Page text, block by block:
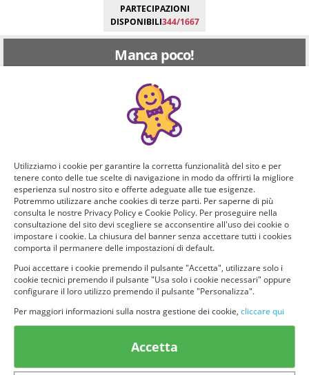
PARTECIPAZIONI
DISPONIBILI344/1667
Manca poco!
Puoi ricevere GRATIS questo nuovo prodotto, provarlo e
consigliarlo ad altri utenti. Per determinare se hai tutti i
requisiti per poter ricevere il prodotto da te selezionato e
testarlo, rispondi a questo breve questionario.
Domanda 1 di 5:
Quanti figli hai?
1 2
Utilizziamo i cookie per garantire la corretta funzionalità del sito e per
tenere conto delle tue scelte di navigazione in modo da offrirti la migliore
esperienza sul nostro sito e offerte adeguate alle tue esigenze.
Potremmo utilizzare anche cookies di terze parti. Per saperne di più
consulta le nostre Privacy Policy e Cookie Policy. Per proseguire nella
consultazione del sito devi scegliere se acconsentire all'uso dei cookie o
impostare i cookie. La chiusura del banner senza accettare tutti i cookies
comporta il permanere delle impostazioni di default.
Puoi accettare i cookie premendo il pulsante "Accetta", utilizzare solo i
cookie tecnici premendo il pulsante "Usa solo i cookie necessari" oppure
configurare il loro utilizzo premendo il pulsante "Personalizza".
Per maggiori informazioni sulla nostra gestione dei cookie, cliccare qui
Accetta